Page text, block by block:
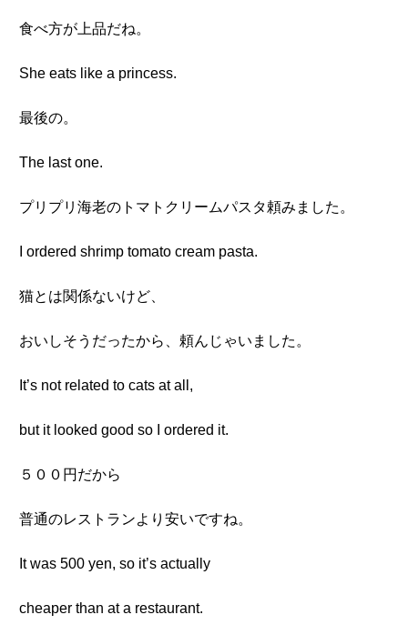
食べ方が上品だね。
She eats like a princess.
最後の。
The last one.
プリプリ海老のトマトクリームパスタ頼みました。
I ordered shrimp tomato cream pasta.
猫とは関係ないけど、
おいしそうだったから、頼んじゃいました。
It’s not related to cats at all,
but it looked good so I ordered it.
５００円だから
普通のレストランより安いですね。
It was 500 yen, so it’s actually
cheaper than at a restaurant.